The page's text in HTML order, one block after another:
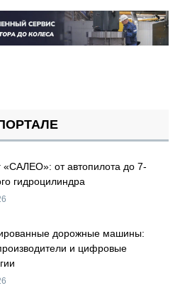
«САЛЕО»: от автопилота до 7-
гидроцилиндра
дорожные машины:
и цифровые